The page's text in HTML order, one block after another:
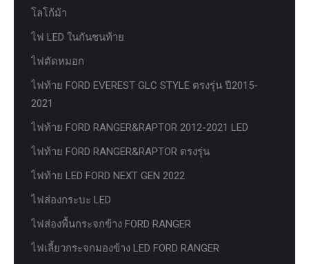
โลโก้ม้า
ไฟ LED ในกันชนท้าย
ไฟตัดหมอก
ไฟท้าย FORD EVEREST GLC STYLE ตรงรุ่น ปี2015-
2021
ไฟท้าย FORD RANGER&RAPTOR 2012-2021 LED
ไฟท้าย FORD RANGER&RAPTOR ตรงรุ่น
ไฟท้าย LED FORD NEXT GEN 2022
ไฟส่องกระบะ LED
ไฟส่องพื้นกระจกข้าง FORD RANGER
ไฟเลี้ยวกระจกมองข้าง LED FORD RANGER